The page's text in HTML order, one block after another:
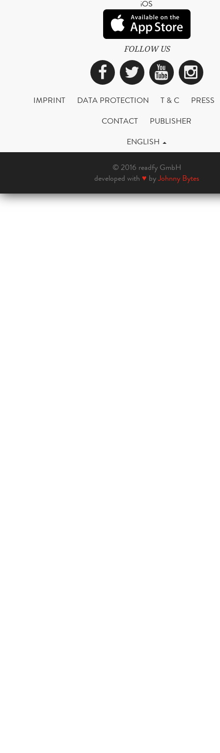
iOS
FOLLOW US
Facebook
Twitter
IMPRINT DATA PROTECTION T & C
PRESS
CONTACT
PUBLISHER
ENGLISH
© 2016 readfy GmbH
developed with ♥ byJohnny Bytes